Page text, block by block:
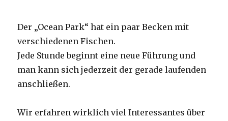
Der „Ocean Park“ hat ein paar Becken mit
verschiedenen Fischen.
Jede Stunde beginnt eine neue Führung und
man kann sich jederzeit der gerade laufenden
anschließen.
Wir erfahren wirklich viel Interessantes über